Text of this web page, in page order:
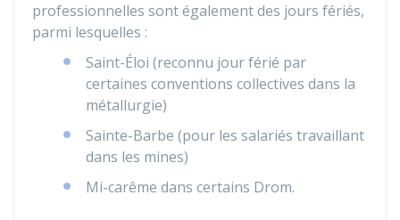
professionnelles sont également des jours fériés,
parmi lesquelles :
Saint-Éloi (reconnu jour férié par
certaines conventions collectives dans la
métallurgie)
Sainte-Barbe (pour les salariés travaillant
dans les mines)
Mi-carême dans certains Drom.